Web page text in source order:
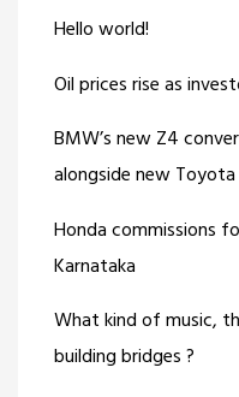
Hello world!
Oil prices rise as
BMW’s new Z4
alongside new Toyota
Honda commissions
Karnataka
What kind of music,
building bridges ?